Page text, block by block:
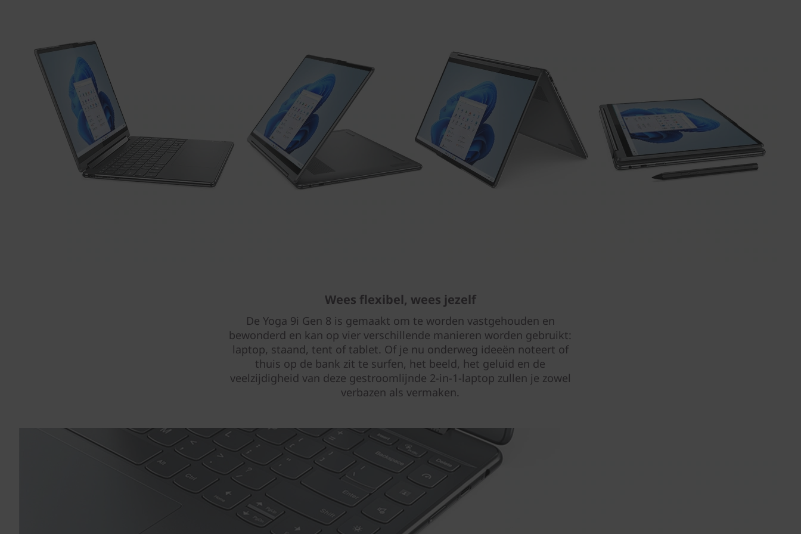
Wees flexibel, wees jezelf
De Yoga 9i Gen 8 is gemaakt om te worden vastgehouden en
bewonderd en kan op vier verschillende manieren worden gebruikt:
laptop, staand, tent of tablet. Of je nu onderweg ideeën noteert of
thuis op de bank zit te surfen, het beeld, het geluid en de
veelzijdigheid van deze gestroomlijnde 2-in-1-laptop zullen je zowel
verbazen als vermaken.